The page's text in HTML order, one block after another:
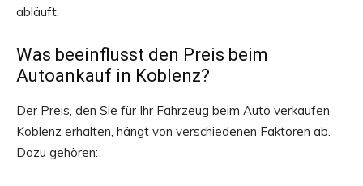
abläuft.
Was beeinflusst den Preis beim
Autoankauf in Koblenz?
Der Preis, den Sie für Ihr Fahrzeug beim Auto verkaufen
Koblenz erhalten, hängt von verschiedenen Faktoren ab.
Dazu gehören: